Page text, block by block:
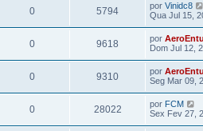
0 5794 por Vinidc8
Qua Jul 15,
0 9618 por
Dom Jul 12,
0 9310 por
Seg Mar 09,
0 28022 por FCM
Sex Fev 27,